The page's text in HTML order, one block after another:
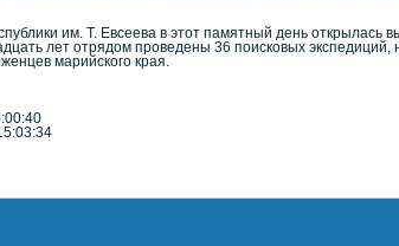
им. Т. Евсеева в этот памятный день открылась
лет отрядом проведены 36 поисковых
марийского края.